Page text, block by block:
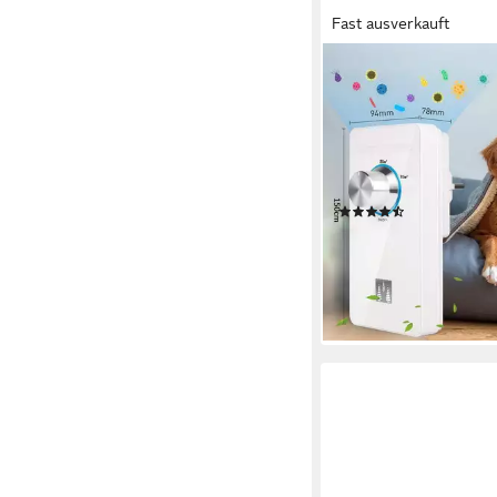
Fast ausverkauft
MOPUEA
Luftreiniger
Luftreiniger mit
min. 30 dB max. 55 dB
30 W Leistung
30 m² Raumgröße
49,94 € 90,00 €
lieferbar - in 4-5